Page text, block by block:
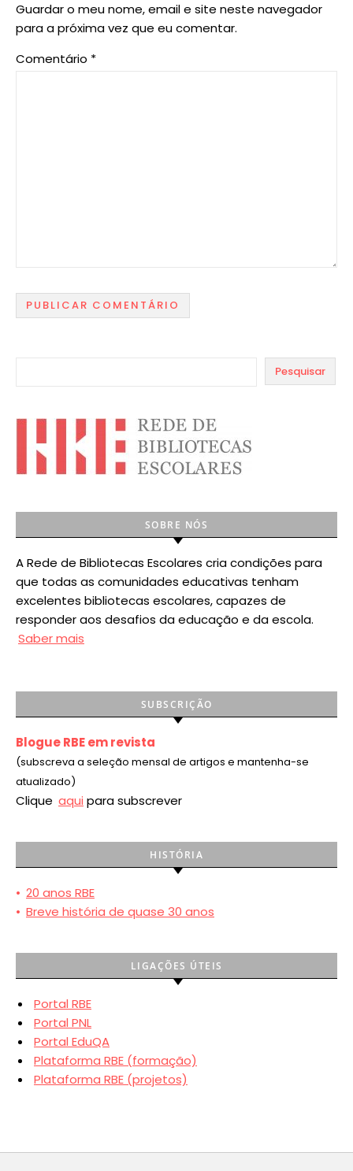
Guardar o meu nome, email e site neste navegador
para a próxima vez que eu comentar.
Comentário *
Pesquisar
SOBRE NÓS
A Rede de Bibliotecas Escolares cria condições para
que todas as comunidades educativas tenham
excelentes bibliotecas escolares, capazes de
responder aos desafios da educação e da escola.
Saber mais
SUBSCRIÇÃO
Blogue RBE em revista
(subscreva a seleção mensal de artigos e mantenha-se
atualizado)
Clique aqui para subscrever
HISTÓRIA
• 20 anos RBE
• Breve história de quase 30 anos
LIGAÇÕES ÚTEIS
Portal RBE
Portal PNL
Portal EduQA
Plataforma RBE (formação)
Plataforma RBE (projetos)